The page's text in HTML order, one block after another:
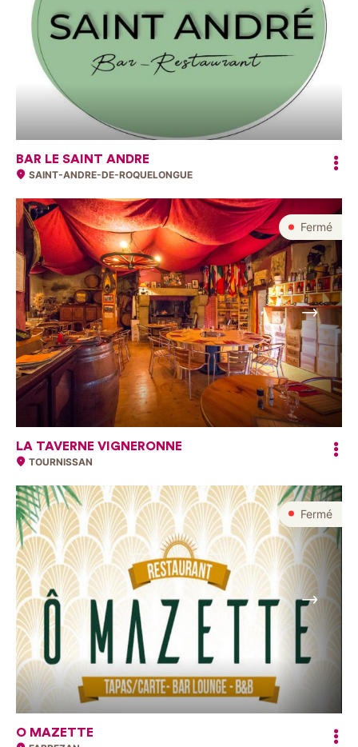
BAR LE SAINT ANDRE
SAINT-ANDRE-DE-ROQUELONGUE
Fermé
Suivant
LA TAVERNE VIGNERONNE
TOURNISSAN
Fermé
Suivant
O MAZETTE